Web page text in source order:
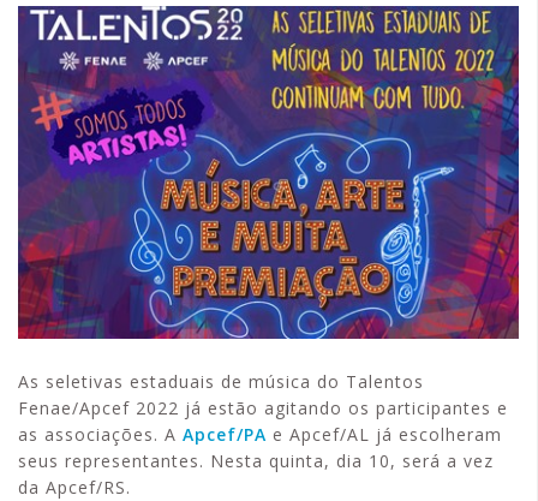
As seletivas estaduais de música do Talentos
Fenae/Apcef 2022 já estão agitando os participantes e
as associações. A Apcef/PA e Apcef/AL já escolheram
seus representantes. Nesta quinta, dia 10, será a vez
da Apcef/RS.